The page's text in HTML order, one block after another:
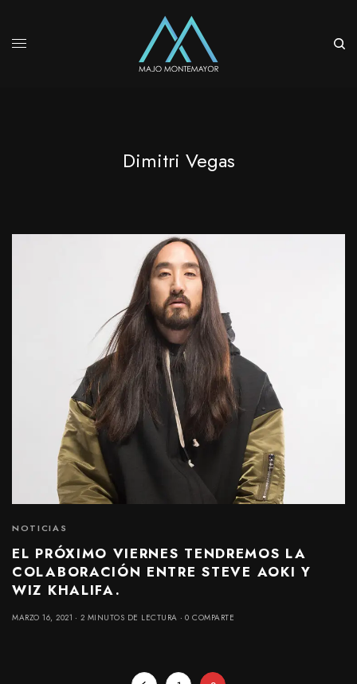
Dimitri Vegas
NOTICIAS
EL PRÓXIMO VIERNES TENDREMOS LA
COLABORACIÓN ENTRE STEVE AOKI Y
WIZ KHALIFA.
MARZO 16, 2021 2 MINUTOS DE LECTURA 0 COMPARTE